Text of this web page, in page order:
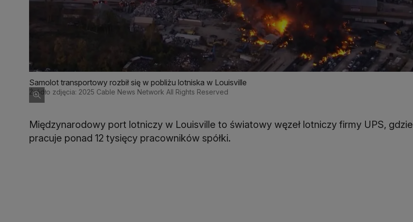
Samolot transportowy rozbił się w pobliżu lotniska w Louisville
Źródło zdjęcia: 2025 Cable News Network All Rights Reserved
Międzynarodowy port lotniczy w Louisville to światowy węzeł lotniczy firmy UPS, gdzie
pracuje ponad 12 tysięcy pracowników spółki.